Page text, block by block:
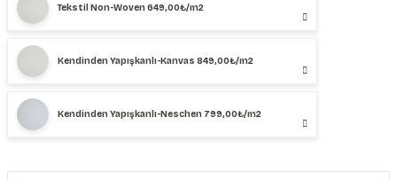
Tekstil Non-Woven 649,00₺/m2
Kendinden Yapışkanlı-Kanvas 849,00₺/m2
Kendinden Yapışkanlı-Neschen 799,00₺/m2